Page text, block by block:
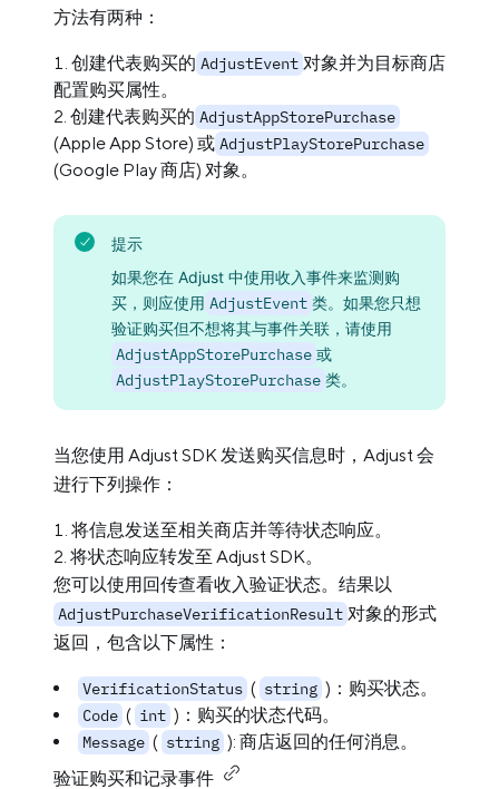
方法有两种：
创建代表购买的 AdjustEvent 对象并为目标商店
配置购买属性。
创建代表购买的 AdjustAppStorePurchase
(Apple App Store) 或 AdjustPlayStorePurchase
(Google Play 商店) 对象。
提示
如果您在 Adjust 中使用收入事件来监测购
买，则应使用 AdjustEvent 类。如果您只想
验证购买但不想将其与事件关联，请使用
AdjustAppStorePurchase 或
AdjustPlayStorePurchase 类。
当您使用 Adjust SDK 发送购买信息时，Adjust 会
进行下列操作：
将信息发送至相关商店并等待状态响应。
将状态响应转发至 Adjust SDK。
您可以使用回传查看收入验证状态。结果以
AdjustPurchaseVerificationResult 对象的形式
返回，包含以下属性：
VerificationStatus ( string )：购买状态。
Code ( int )：购买的状态代码。
Message ( string ): 商店返回的任何消息。
验证购买和记录事件